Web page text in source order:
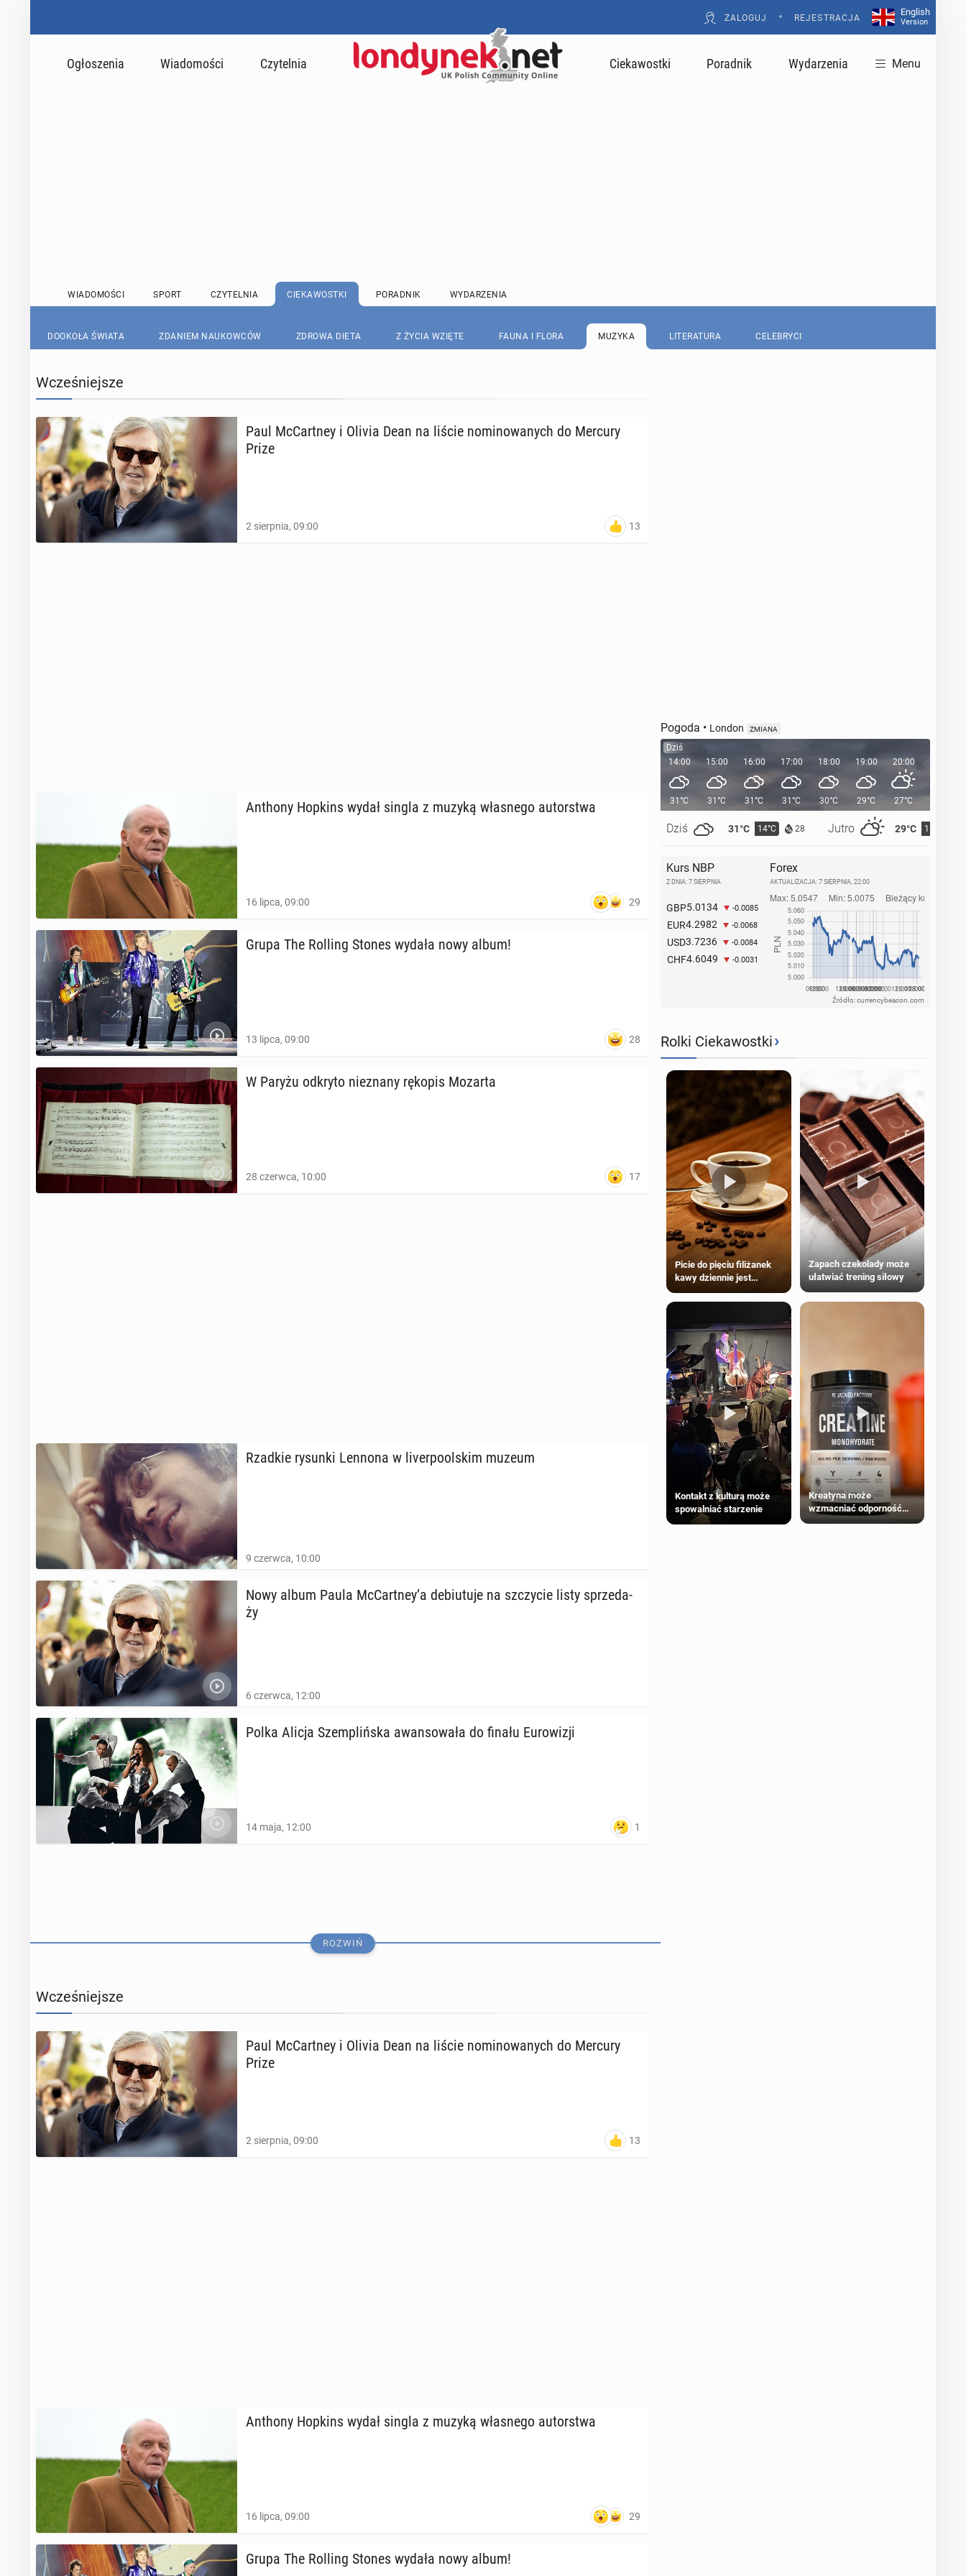
ZALOGUJ • REJESTRACJA
English
Version
Ogłoszenia Wiadomości Czytelnia Ciekawostki Poradnik Wydarzenia Menu
WIADOMOŚCI SPORT CZYTELNIA CIEKAWOSTKI PORADNIK WYDARZENIA
DOOKOŁA ŚWIATA ZDANIEM NAUKOWCÓW ZDROWA DIETA Z ŻYCIA WZIĘTE FAUNA I FLORA MUZYKA LITERATURA CELEBRYCI
Wcześniejsze
Paul McCart­ney i Olivia Dean na liście no­mi­no­wa­nych do Mercury
Prize
2 sierpnia, 09:00 13
Anthony Hopkins wydał singla z muzyką wła­sne­go au­tor­stwa
16 lipca, 09:00 29
Grupa The Rolling Stones wydała nowy album!
13 lipca, 09:00 28
W Paryżu odkryto nie­zna­ny rękopis Mozarta
28 czerwca, 10:00 17
Rzadkie rysunki Lennona w li­ver­po­ol­skim muzeum
9 czerwca, 10:00
Nowy album Paula McCart­ney’a de­biu­tu­je na szczy­cie listy sprze­da­
ży
6 czerwca, 12:00
Polka Alicja Szem­pliń­ska awan­so­wa­ła do finału Eu­ro­wi­zji
14 maja, 12:00 1
ROZWIŃ
Wcześniejsze
Paul McCart­ney i Olivia Dean na liście no­mi­no­wa­nych do Mercury
Prize
2 sierpnia, 09:00 13
Anthony Hopkins wydał singla z muzyką wła­sne­go au­tor­stwa
16 lipca, 09:00 29
Grupa The Rolling Stones wydała nowy album!
Pogoda • London ZMIANA
Dziś
14:00
31°C
Dziś 31°C 14°C 28 Jutro 29°C 15°C
15:00
31°C
16:00
31°C
17:00
31°C
18:00
30°C
19:00
29°C
20:00
27°C
Kurs NBP
Z DNIA: 7 SIERPNIA
GBP5.0134 -0.0085
EUR4.2982 -0.0068
USD3.7236 -0.0084
CHF4.6049 -0.0031
Forex
AKTUALIZACJA: 7 SIERPNIA, 22:00
Źródło: currencybeacon.com
Rolki Ciekawostki›
Picie do pięciu filiżanek
kawy dziennie jest
większości dorosłych
Zapach czekolady może
ułatwiać trening siłowy
Kontakt z kulturą może
spowalniać starzenie
Kreatyna może
wzmacniać odporność
przeciw nowotworom